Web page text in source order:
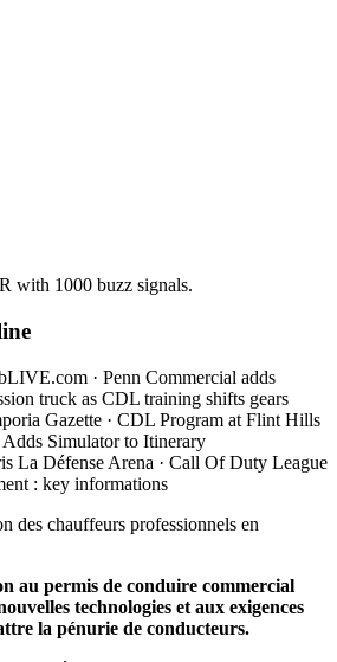
1000 buzz signals.
· Penn Commercial adds
truck as CDL training shifts gears
Gazette · CDL Program at Flint Hills
Simulator to Itinerary
La Défense Arena · Call Of Duty League
: key informations
des chauffeurs professionnels en
au permis de conduire commercial
technologies et aux exigences
la pénurie de conducteurs.